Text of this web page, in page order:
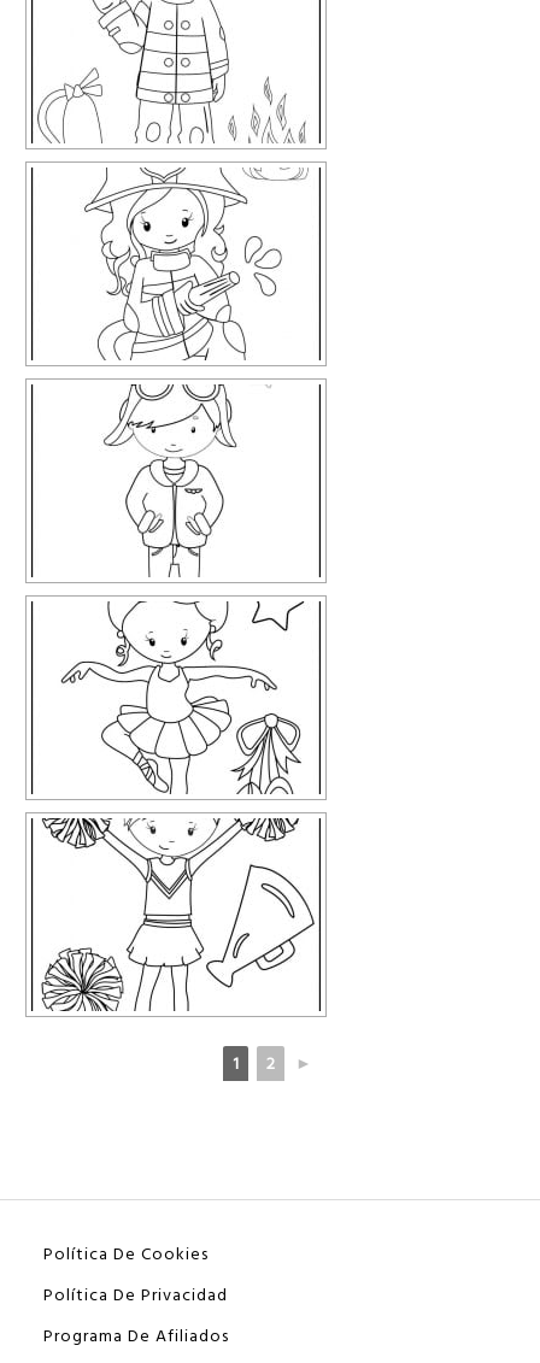
1 2 ►
Política De Cookies
Política De Privacidad
Programa De Afiliados